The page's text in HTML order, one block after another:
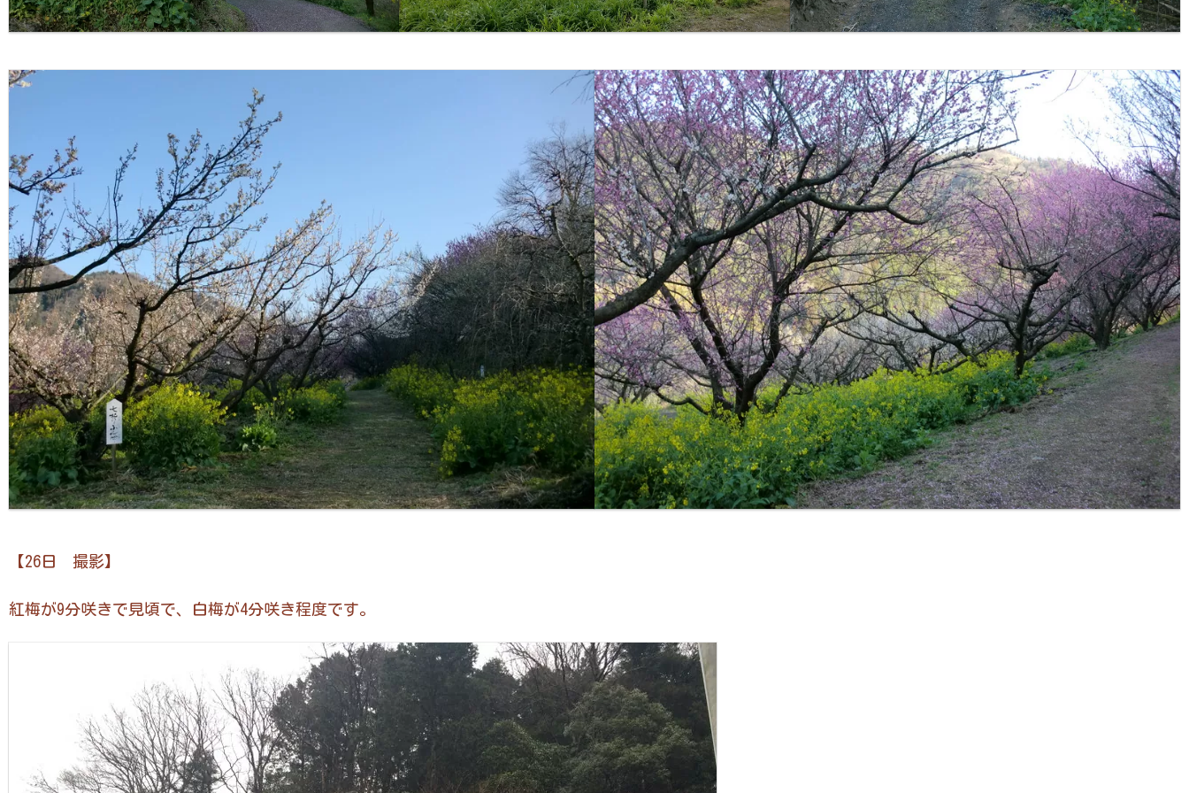
【26日 撮影】
紅梅が9分咲きで見頃で、白梅が4分咲き程度です。